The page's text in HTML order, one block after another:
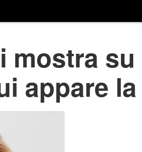
mostra
appare